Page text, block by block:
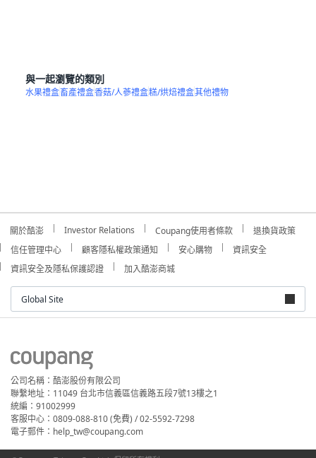
與一起瀏覽的類別
水果禮盒畜產禮盒香菇/人蔘禮盒糕/烘焙禮盒其他禮物
關於酷澎 Investor Relations Coupang使用者條款
退換貨政策
信任管理中心
顧客隱私權政策通知 安心購物
資訊安全
資訊安全及隱私保護認證
加入酷澎商城
Global Site
公司名稱：酷澎股份有限公司
聯繫地址：11049 台北市信義區信義路五段7號13樓之1
統編：91002999
客服中心：0809-088-810 (免費) / 02-5592-7298
電子郵件：help_tw@coupang.com